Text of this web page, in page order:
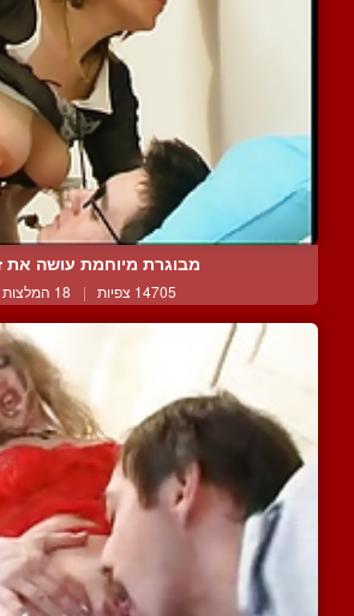
מבוגרת מיוחמת עושה את
14705 צפיות | 18 המלצות